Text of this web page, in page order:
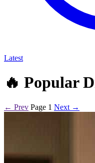
Latest
🔥 Popular
← Prev Page 1 Next →